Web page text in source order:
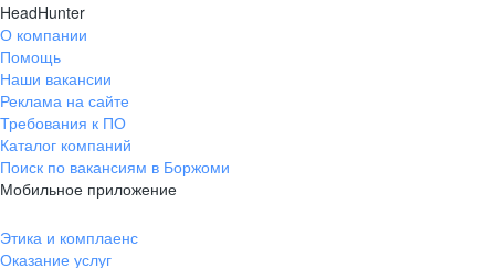
HeadHunter
О компании
Помощь
Наши вакансии
Реклама на сайте
Требования к ПО
Каталог компаний
Поиск по вакансиям в Боржоми
Мобильное приложение
Этика и комплаенс
Оказание услуг